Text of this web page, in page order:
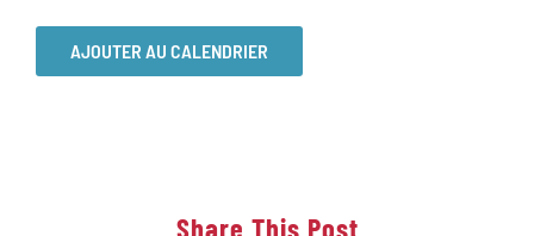
AJOUTER AU CALENDRIER
Share This Post